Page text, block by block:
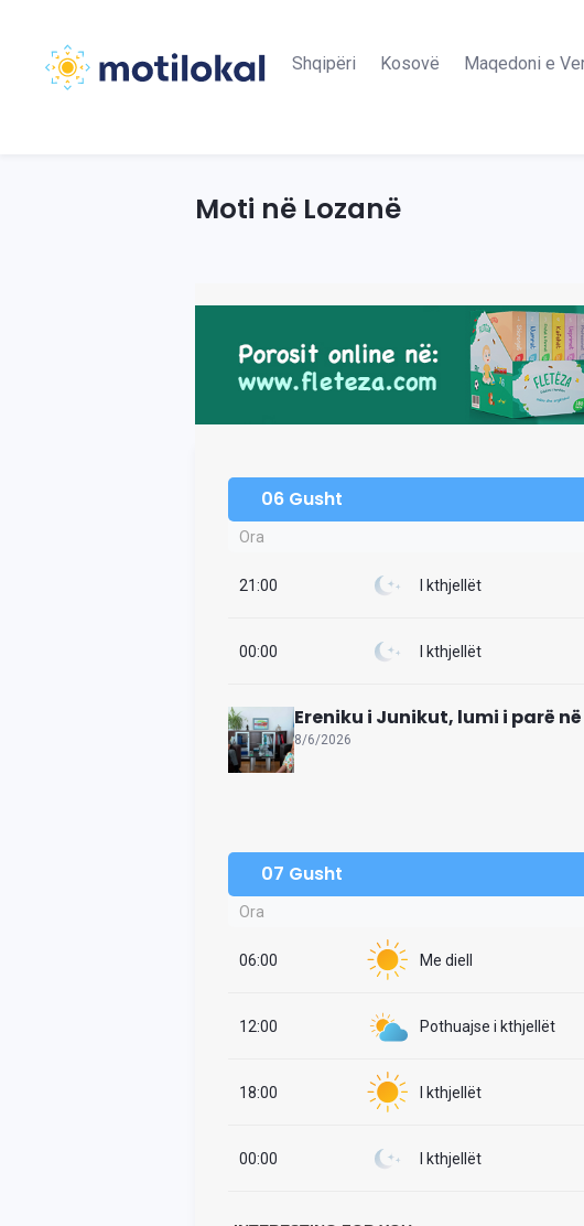
Shqipëri Kosovë Maqedoni e
Moti në Lozanë
06 Gusht
Ora
21:00 I kthjellët
00:00 I kthjellët
Ereniku i Junikut, lumi i parë
8/6/2026
07 Gusht
Ora
06:00 Me diell
12:00 Pothuajse i kthjellët
18:00 I kthjellët
00:00 I kthjellët